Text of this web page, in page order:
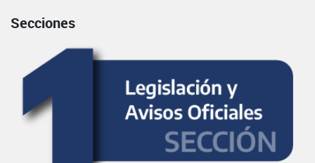
Secciones